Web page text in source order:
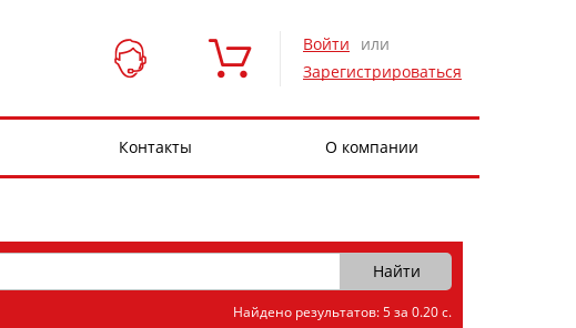
Войти
или
Зарегистрироваться
Контакты О компании
Найдено результатов: 5 за 0.20 с.